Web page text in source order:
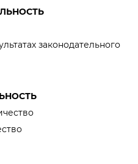
законодательного